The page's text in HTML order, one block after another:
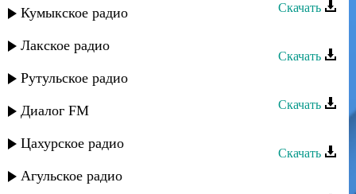
Кумыкское радио
Лакское радио
Рутульское радио
Диалог FM
Цахурское радио
Агульское радио
Скачать
Скачать
Мурад Якубов - Мы вместе
Скачать
Скачать
Мурад Садуев - Душа